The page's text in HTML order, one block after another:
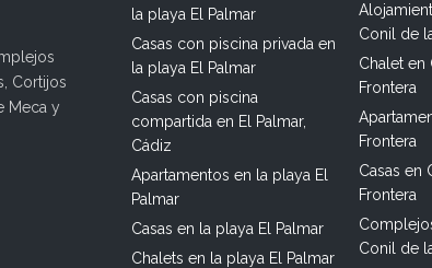
Cortijos
Meca y
la playa El Palmar
Casas con piscina privada en
la playa El Palmar
Casas con piscina
compartida en El Palmar,
Cádiz
Apartamentos en la playa El
Palmar
Casas en la playa El Palmar
Chalets en la playa El Palmar
Conil de
Chalet en
Frontera
Frontera
Casas en
Frontera
Conil de